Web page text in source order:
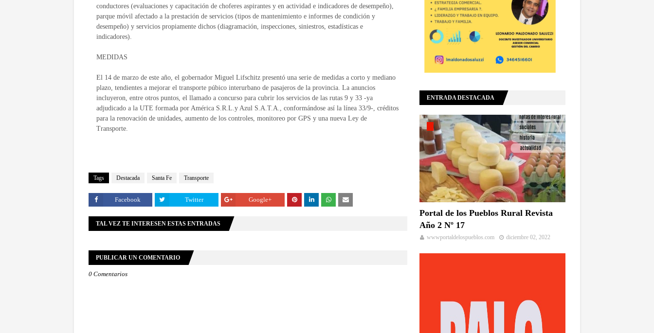
conductores (evaluaciones y capacitación de choferes aspirantes y en actividad e indicadores de desempeño),
parque móvil afectado a la prestación de servicios (tipos de mantenimiento e informes de condición y
desempeño) y servicios propiamente dichos (diagramación, inspecciones, siniestros, estadísticas e
indicadores).
MEDIDAS
El 14 de marzo de este año, el gobernador Miguel Lifschitz presentó una serie de medidas a corto y mediano
plazo, tendientes a mejorar el transporte púbico interurbano de pasajeros de la provincia. La anuncios
incluyeron, entre otros puntos, el llamado a concurso para cubrir los servicios de las rutas 9 y 33 -ya
adjudicado a la UTE formada por América S.R.L.y Azul S.A.T.A., conformándose así la línea 33/9-, créditos
para la renovación de unidades, aumento de los controles, monitoreo por GPS y una nueva Ley de
Transporte.
Tags Destacada Santa Fe Transporte
Facebook Twitter Google+
TAL VEZ TE INTERESEN ESTAS ENTRADAS
PUBLICAR UN COMENTARIO
0 Comentarios
ENTRADA DESTACADA
Portal de los Pueblos Rural Revista
Año 2 Nº 17
wwwportaldelospueblos.com diciembre 02, 2022